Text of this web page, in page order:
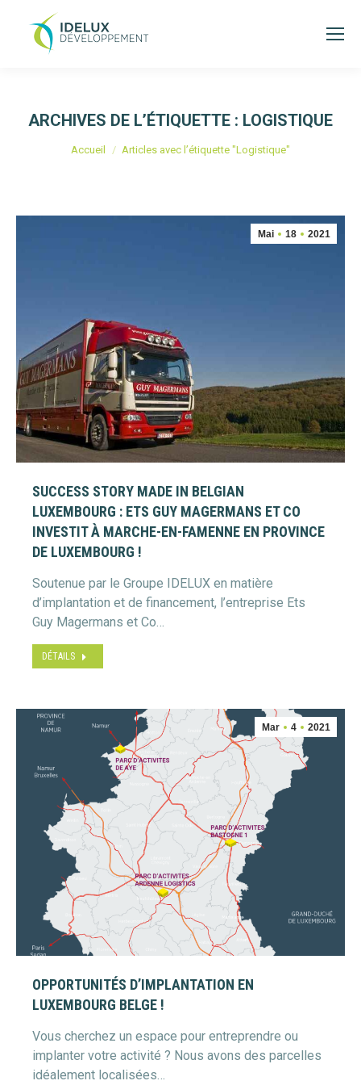
ARCHIVES DE L’ÉTIQUETTE : LOGISTIQUE
Vous êtes ici :
Accueil Articles avec l’étiquette "Logistique"
Mai 18 2021
SUCCESS STORY MADE IN BELGIAN
LUXEMBOURG : ETS GUY MAGERMANS ET CO
INVESTIT À MARCHE-EN-FAMENNE EN PROVINCE
DE LUXEMBOURG !
Soutenue par le Groupe IDELUX en matière
d’implantation et de financement, l’entreprise Ets
Guy Magermans et Co…
DÉTAILS
Mar 4 2021
OPPORTUNITÉS D’IMPLANTATION EN
LUXEMBOURG BELGE !
Vous cherchez un espace pour entreprendre ou
implanter votre activité ? Nous avons des parcelles
idéalement localisées…